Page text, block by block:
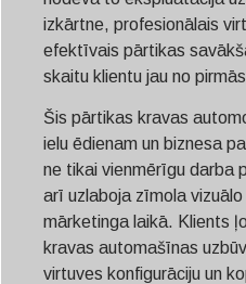
izkārtne, profesionālais
efektīvais pārtikas
skaitu klientu jau no
Šis pārtikas kravas
ielu ēdienam un biznesa
ne tikai vienmērīgu darba
arī uzlaboja zīmola
mārketinga laikā. Klients
kravas automašīnas
virtuves konfigurāciju un